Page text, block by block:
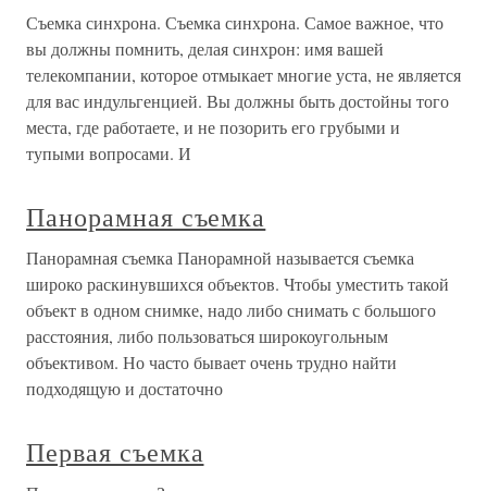
Съемка синхрона. Съемка синхрона. Самое важное, что
вы должны помнить, делая синхрон: имя вашей
телекомпании, которое отмыкает многие уста, не является
для вас индульгенцией. Вы должны быть достойны того
места, где работаете, и не позорить его грубыми и
тупыми вопросами. И
Панорамная съемка
Панорамная съемка Панорамной называется съемка
широко раскинувшихся объектов. Чтобы уместить такой
объект в одном снимке, надо либо снимать с большого
расстояния, либо пользоваться широкоугольным
объективом. Но часто бывает очень трудно найти
подходящую и достаточно
Первая съемка